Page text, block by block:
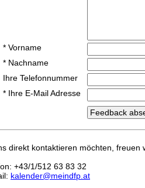
* Vorname
* Nachname
Ihre Telefonnummer
* Ihre E-Mail Adresse
direkt kontaktieren möchten,
+43/1/512 63 83 32
kalender@meindfp.at